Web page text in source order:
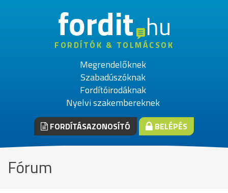
fordithu
FORDÍTÓK & TOLMÁCSOK
Megrendelőknek
Szabadúszóknak
Fordítóirodáknak
Nyelvi szakembereknek
FORDÍTÁSAZONOSÍTÓ BELÉPÉS
Fórum